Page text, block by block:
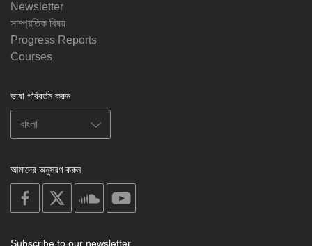
Newsletter
সাম্প্রতিক বিষয়
Progress Reports
Courses
ভাষা পরিবর্তন করুন
আমাদের অনুসরণ করুন
on
facebook
soundcloud
Subscribe to our newsletter